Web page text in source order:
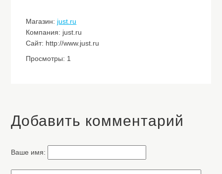
Магазин: just.ru
Компания: just.ru
Сайт: http://www.just.ru
Просмотры: 1
Добавить комментарий
Ваше имя: